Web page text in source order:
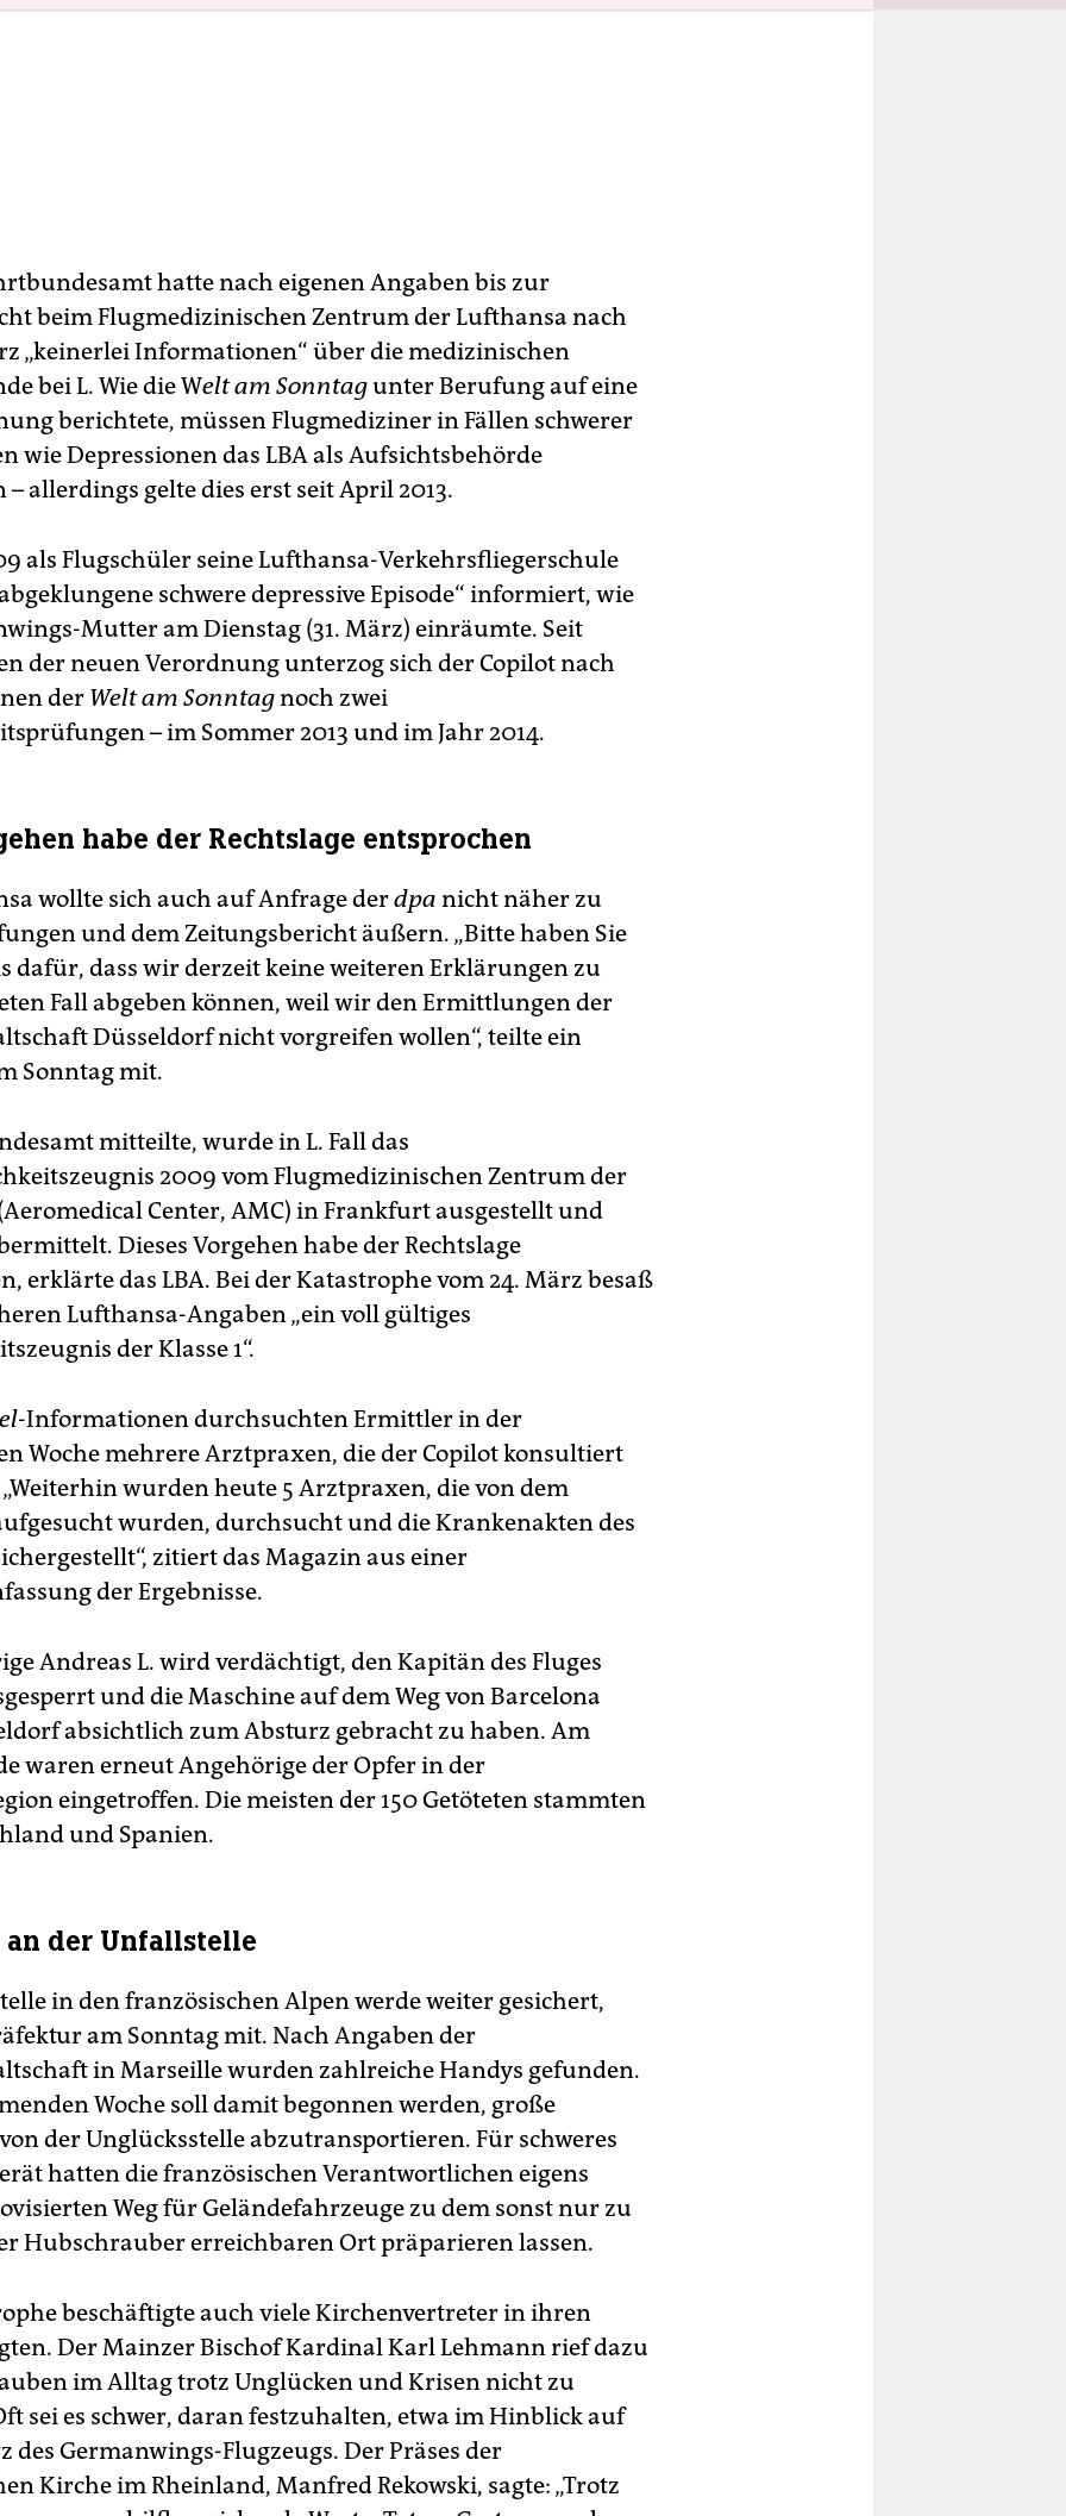
hatte nach eigenen Angaben bis zur
beim Flugmedizinischen Zentrum der Lufthansa nach
„keinerlei Informationen“ über die medizinischen
bei L. Wie die Welt am Sonntagunter Berufung auf eine
berichtete, müssen Flugmediziner in Fällen schwerer
wie Depressionen das LBA als Aufsichtsbehörde
– allerdings gelte dies erst seit April 2013.
als Flugschüler seine Lufthansa-Verkehrsfliegerschule
schwere depressive Episode“ informiert, wie
Mutter am Dienstag (31. März) einräumte. Seit
der neuen Verordnung unterzog sich der Copilot nach
der Welt am Sonntagnoch zwei
– im Sommer 2013 und im Jahr 2014.
habe der Rechtslage entsprochen
wollte sich auch auf Anfrage derdpa nicht näher zu
und dem Zeitungsbericht äußern. „Bitte haben Sie
dafür, dass wir derzeit keine weiteren Erklärungen zu
Fall abgeben können, weil wir den Ermittlungen der
Düsseldorf nicht vorgreifen wollen“, teilte ein
Sonntag mit.
mitteilte, wurde in L. Fall das
2009 vom Flugmedizinischen Zentrum der
Center, AMC) in Frankfurt ausgestellt und
Dieses Vorgehen habe der Rechtslage
erklärte das LBA. Bei der Katastrophe vom 24. März besaß
Lufthansa-Angaben „ein voll gültiges
der Klasse 1“.
-Informationen durchsuchten Ermittler in der
Woche mehrere Arztpraxen, die der Copilot konsultiert
wurden heute 5 Arztpraxen, die von dem
wurden, durchsucht und die Krankenakten des
zitiert das Magazin aus einer
der Ergebnisse.
Andreas L. wird verdächtigt, den Kapitän des Fluges
und die Maschine auf dem Weg von Barcelona
absichtlich zum Absturz gebracht zu haben. Am
waren erneut Angehörige der Opfer in der
eingetroffen. Die meisten der 150 Getöteten stammten
und Spanien.
der Unfallstelle
in den französischen Alpen werde weiter gesichert,
am Sonntag mit. Nach Angaben der
in Marseille wurden zahlreiche Handys gefunden.
Woche soll damit begonnen werden, große
der Unglücksstelle abzutransportieren. Für schweres
hatten die französischen Verantwortlichen eigens
Weg für Geländefahrzeuge zu dem sonst nur zu
Hubschrauber erreichbaren Ort präparieren lassen.
beschäftigte auch viele Kirchenvertreter in ihren
Der Mainzer Bischof Kardinal Karl Lehmann rief dazu
im Alltag trotz Unglücken und Krisen nicht zu
sei es schwer, daran festzuhalten, etwa im Hinblick auf
des Germanwings-Flugzeugs. Der Präses der
Kirche im Rheinland, Manfred Rekowski, sagte: „Trotz